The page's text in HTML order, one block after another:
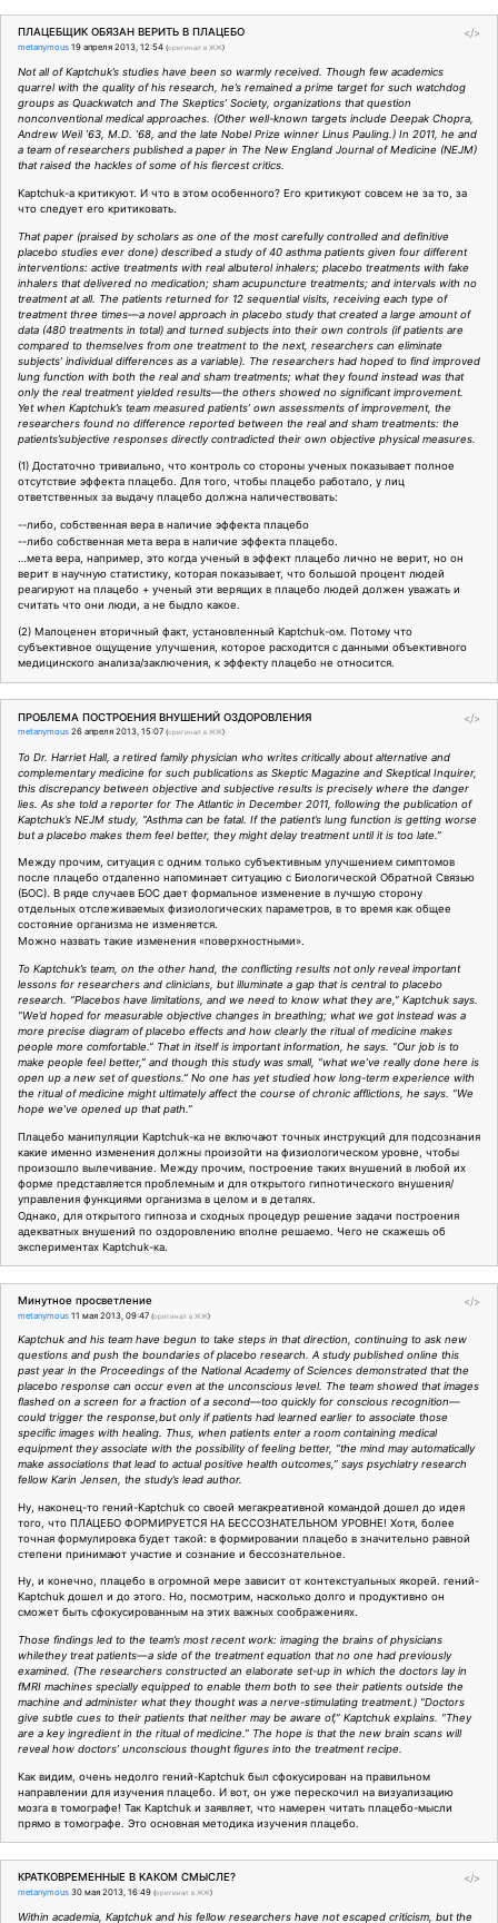
</>
ПЛАЦЕБЩИК ОБЯЗАН ВЕРИТЬ В ПЛАЦЕБО
metanymous 19 апреля 2013, 12:54 (оригинал в ЖЖ)
Not all of Kaptchuk’s studies have been so warmly received. Though few academics
quarrel with the quality of his research, he’s remained a prime target for such watchdog
groups as Quackwatch and The Skeptics’ Society, organizations that question
nonconventional medical approaches. (Other well-known targets include Deepak Chopra,
Andrew Weil ’63, M.D. ’68, and the late Nobel Prize winner Linus Pauling.) In 2011, he and
a team of researchers published a paper in The New England Journal of Medicine (NEJM)
that raised the hackles of some of his fiercest critics.
Kaptchuk-a критикуют. И что в этом особенного? Его критикуют совсем не за то, за
что следует его критиковать.
That paper (praised by scholars as one of the most carefully controlled and definitive
placebo studies ever done) described a study of 40 asthma patients given four different
interventions: active treatments with real albuterol inhalers; placebo treatments with fake
inhalers that delivered no medication; sham acupuncture treatments; and intervals with no
treatment at all. The patients returned for 12 sequential visits, receiving each type of
treatment three times—a novel approach in placebo study that created a large amount of
data (480 treatments in total) and turned subjects into their own controls (if patients are
compared to themselves from one treatment to the next, researchers can eliminate
subjects’ individual differences as a variable). The researchers had hoped to find improved
lung function with both the real and sham treatments; what they found instead was that
only the real treatment yielded results—the others showed no significant improvement.
Yet when Kaptchuk’s team measured patients’ own assessments of improvement, the
researchers found no difference reported between the real and sham treatments: the
patients’subjective responses directly contradicted their own objective physical measures.
(1) Достаточно тривиально, что контроль со стороны ученых показывает полное
отсутствие эффекта плацебо. Для того, чтобы плацебо работало, у лиц
ответственных за выдачу плацебо должна наличествовать:
--либо, собственная вера в наличие эффекта плацебо
--либо собственная мета вера в наличие эффекта плацебо.
…мета вера, например, это когда ученый в эффект плацебо лично не верит, но он
верит в научную статистику, которая показывает, что большой процент людей
реагируют на плацебо + ученый эти верящих в плацебо людей должен уважать и
считать что они люди, а не быдло какое.
(2) Малоценен вторичный факт, установленный Kaptchuk-ом. Потому что
субъективное ощущение улучшения, которое расходится с данными объективного
медицинского анализа/заключения, к эффекту плацебо не относится.
</>
ПРОБЛЕМА ПОСТРОЕНИЯ ВНУШЕНИЙ ОЗДОРОВЛЕНИЯ
metanymous 26 апреля 2013, 15:07 (оригинал в ЖЖ)
To Dr. Harriet Hall, a retired family physician who writes critically about alternative and
complementary medicine for such publications as Skeptic Magazine and Skeptical Inquirer,
this discrepancy between objective and subjective results is precisely where the danger
lies. As she told a reporter for The Atlantic in December 2011, following the publication of
Kaptchuk’s NEJM study, “Asthma can be fatal. If the patient’s lung function is getting worse
but a placebo makes them feel better, they might delay treatment until it is too late.”
Между прочим, ситуация с одним только субъективным улучшением симптомов
после плацебо отдаленно напоминает ситуацию с Биологической Обратной Связью
(БОС). В ряде случаев БОС дает формальное изменение в лучшую сторону
отдельных отслеживаемых физиологических параметров, в то время как общее
состояние организма не изменяется.
Можно назвать такие изменения «поверхностными».
To Kaptchuk’s team, on the other hand, the conflicting results not only reveal important
lessons for researchers and clinicians, but illuminate a gap that is central to placebo
research. “Placebos have limitations, and we need to know what they are,” Kaptchuk says.
“We’d hoped for measurable objective changes in breathing; what we got instead was a
more precise diagram of placebo effects and how clearly the ritual of medicine makes
people more comfortable.” That in itself is important information, he says. “Our job is to
make people feel better,” and though this study was small, “what we’ve really done here is
open up a new set of questions.” No one has yet studied how long-term experience with
the ritual of medicine might ultimately affect the course of chronic afflictions, he says. “We
hope we’ve opened up that path.”
Плацебо манипуляции Kaptchuk-ка не включают точных инструкций для подсознания
какие именно изменения должны произойти на физиологическом уровне, чтобы
произошло вылечивание. Между прочим, построение таких внушений в любой их
форме представляется проблемным и для открытого гипнотического внушения/
управления функциями организма в целом и в деталях.
Однако, для открытого гипноза и сходных процедур решение задачи построения
адекватных внушений по оздоровлению вполне решаемо. Чего не скажешь об
экспериментах Kaptchuk-ка.
</>
Минутное просветление
metanymous 11 мая 2013, 09:47 (оригинал в ЖЖ)
Kaptchuk and his team have begun to take steps in that direction, continuing to ask new
questions and push the boundaries of placebo research. A study published online this
past year in the Proceedings of the National Academy of Sciences demonstrated that the
placebo response can occur even at the unconscious level. The team showed that images
flashed on a screen for a fraction of a second—too quickly for conscious recognition—
could trigger the response,but only if patients had learned earlier to associate those
specific images with healing. Thus, when patients enter a room containing medical
equipment they associate with the possibility of feeling better, “the mind may automatically
make associations that lead to actual positive health outcomes,” says psychiatry research
fellow Karin Jensen, the study’s lead author.
Ну, наконец-то гений-Kaptchuk со своей мегакреативной командой дошел до идея
того, что ПЛАЦЕБО ФОРМИРУЕТСЯ НА БЕССОЗНАТЕЛЬНОМ УРОВНЕ! Хотя, более
точная формулировка будет такой: в формировании плацебо в значительно равной
степени принимают участие и сознание и бессознательное.
Ну, и конечно, плацебо в огромной мере зависит от контекстуальных якорей. гений-
Kaptchuk дошел и до этого. Но, посмотрим, насколько долго и продуктивно он
сможет быть сфокусированным на этих важных соображениях.
Those findings led to the team’s most recent work: imaging the brains of physicians
whilethey treat patients—a side of the treatment equation that no one had previously
examined. (The researchers constructed an elaborate set-up in which the doctors lay in
fMRI machines specially equipped to enable them both to see their patients outside the
machine and administer what they thought was a nerve-stimulating treatment.) “Doctors
give subtle cues to their patients that neither may be aware of,” Kaptchuk explains. “They
are a key ingredient in the ritual of medicine.” The hope is that the new brain scans will
reveal how doctors’ unconscious thought figures into the treatment recipe.
Как видим, очень недолго гений-Kaptchuk был сфокусирован на правильном
направлении для изучения плацебо. И вот, он уже перескочил на визуализацию
мозга в томографе! Так Kaptchuk и заявляет, что намерен читать плацебо-мысли
прямо в томографе. Это основная методика изучения плацебо.
</>
КРАТКОВРЕМЕННЫЕ В КАКОМ СМЫСЛЕ?
metanymous 30 мая 2013, 16:49 (оригинал в ЖЖ)
Within academia, Kaptchuk and his fellow researchers have not escaped criticism, but the